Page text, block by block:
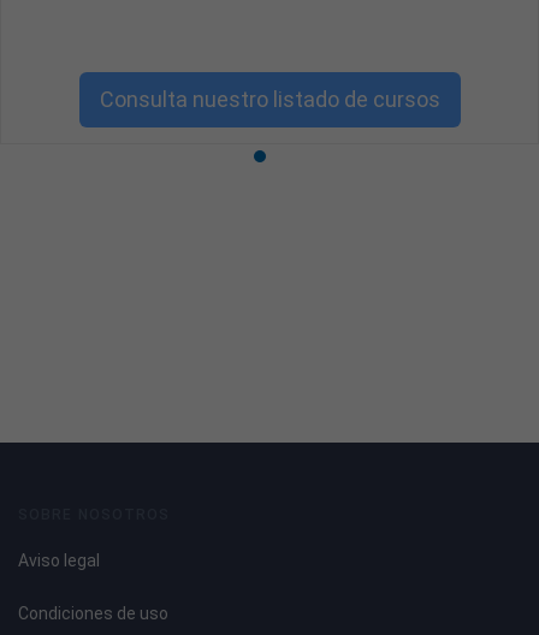
Consulta nuestro listado de cursos
Aviso legal
Condiciones de uso